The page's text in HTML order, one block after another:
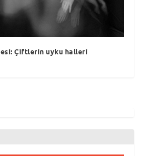
Çiftlerin uyku halleri